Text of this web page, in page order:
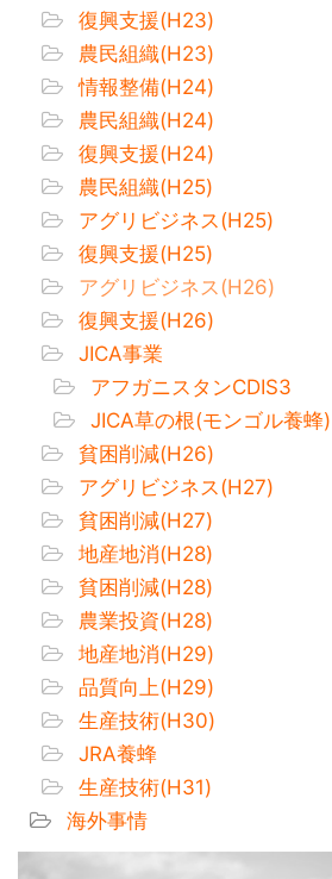
復興支援(H23)
農民組織(H23)
情報整備(H24)
農民組織(H24)
復興支援(H24)
農民組織(H25)
アグリビジネス(H25)
復興支援(H25)
アグリビジネス(H26)
復興支援(H26)
JICA事業
アフガニスタンCDIS3
JICA草の根(モンゴル養蜂)
貧困削減(H26)
アグリビジネス(H27)
貧困削減(H27)
地産地消(H28)
貧困削減(H28)
農業投資(H28)
地産地消(H29)
品質向上(H29)
生産技術(H30)
JRA養蜂
生産技術(H31)
海外事情